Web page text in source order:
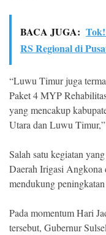
BACA JUGA:
RS Regional di
“Luwu Timur juga
Paket 4 MYP
yang mencakup
Utara dan Luwu
Salah satu kegiatan
Daerah Irigasi
mendukung
Pada momentum Hari
tersebut, Gubernur